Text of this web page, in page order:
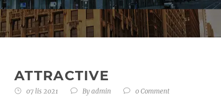
ATTRACTIVE
07 lis 2021 Byadmin 0 Comment